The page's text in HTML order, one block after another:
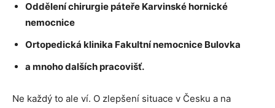
Oddělení chirurgie páteře Karvinské hornické
nemocnice
Ortopedická klinika Fakultní nemocnice Bulovka
a mnoho dalších pracovišť.
Ne každý to ale ví. O zlepšení situace v Česku a na